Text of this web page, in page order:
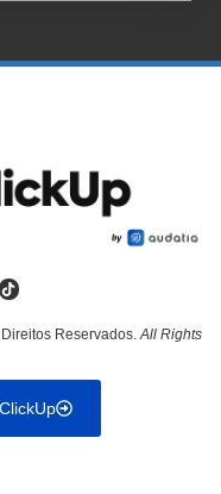
Direitos Reservados.All Rights